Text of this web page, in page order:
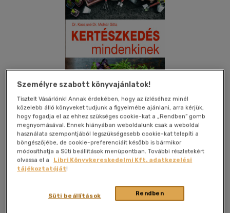
Kívánságlistához adom
Személyre szabott könyvajánlatok!
Tisztelt Vásárlónk! Annak érdekében, hogy az ízléséhez minél
közelebb álló könyveket tudjunk a figyelmébe ajánlani, arra kérjük,
hogy fogadja el az ehhez szükséges cookie-kat a „Rendben” gomb
megnyomásával. Ennek hiányában weboldalunk csak a weboldal
használata szempontjából legszükségesebb cookie-kat telepíti a
böngészőjébe, de cookie-preferenciáit később is bármikor
módosíthatja a Süti beállítások menüpontban. További részletekért
olvassa el a
Libri Könyvkereskedelmi Kft. adatkezelési
tájékoztatóját!
Rendben
Süti beállítások